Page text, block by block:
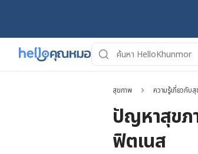
สุขภาพ ความรู้เกี่ยวกับสุ
ปัญหาสุขภ
ฟิตเนส